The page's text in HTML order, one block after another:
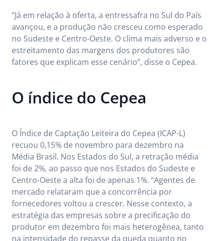
“Já em relação à oferta, a entressafra no Sul do País
avançou, e a produção não cresceu como esperado
no Sudeste e Centro-Oeste. O clima mais adverso e o
estreitamento das margens dos produtores são
fatores que explicam esse cenário”, disse o Cepea.
O índice do Cepea
O Índice de Captação Leiteira do Cepea (ICAP-L)
recuou 0,15% de novembro para dezembro na
Média Brasil. Nos Estados do Sul, a retração média
foi de 2%, ao passo que nos Estados do Sudeste e
Centro-Oeste a alta foi de apenas 1%. “Agentes de
mercado relataram que a concorrência por
fornecedores voltou a crescer. Nesse contexto, a
estratégia das empresas sobre a precificação do
produtor em dezembro foi mais heterogênea, tanto
na intensidade do repasse da queda quanto no